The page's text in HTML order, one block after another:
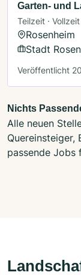
Garten- und
Teilzeit · Vollzeit
Rosenheim
Stadt
Veröffentlicht
Nichts
Alle neuen
Quereinsteiger,
passende Jobs